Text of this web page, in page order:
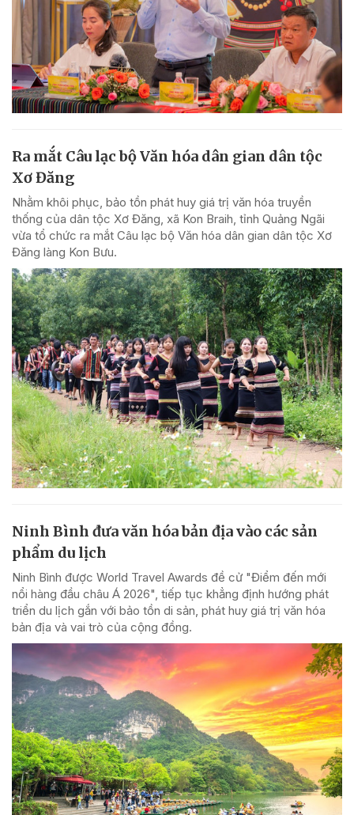
Ra mắt Câu lạc bộ Văn hóa dân gian dân tộc
Xơ Đăng
Nhằm khôi phục, bảo tồn phát huy giá trị văn hóa truyền
thống của dân tộc Xơ Đăng, xã Kon Braih, tỉnh Quảng Ngãi
vừa tổ chức ra mắt Câu lạc bộ Văn hóa dân gian dân tộc Xơ
Đăng làng Kon Bưu.
Ninh Bình đưa văn hóa bản địa vào các sản
phẩm du lịch
Ninh Bình được World Travel Awards đề cử "Điểm đến mới
nổi hàng đầu châu Á 2026", tiếp tục khẳng định hướng phát
triển du lịch gắn với bảo tồn di sản, phát huy giá trị văn hóa
bản địa và vai trò của cộng đồng.